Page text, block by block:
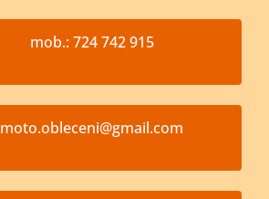
mob.: 724 742 915
moto.obleceni@gmail.com